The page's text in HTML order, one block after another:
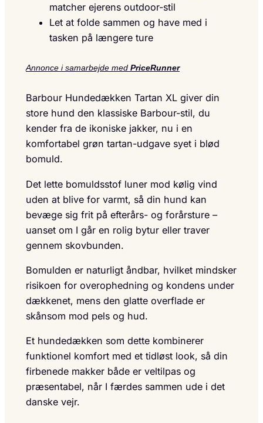
matcher ejerens outdoor-stil
Let at folde sammen og have med i
tasken på længere ture
Annonce i samarbejde med PriceRunner
Barbour Hundedækken Tartan XL giver din
store hund den klassiske Barbour-stil, du
kender fra de ikoniske jakker, nu i en
komfortabel grøn tartan-udgave syet i blød
bomuld.
Det lette bomuldsstof luner mod kølig vind
uden at blive for varmt, så din hund kan
bevæge sig frit på efterårs- og forårsture –
uanset om I går en rolig bytur eller traver
gennem skovbunden.
Bomulden er naturligt åndbar, hvilket mindsker
risikoen for overophedning og kondens under
dækkenet, mens den glatte overflade er
skånsom mod pels og hud.
Et hundedækken som dette kombinerer
funktionel komfort med et tidløst look, så din
firbenede makker både er veltilpas og
præsentabel, når I færdes sammen ude i det
danske vejr.